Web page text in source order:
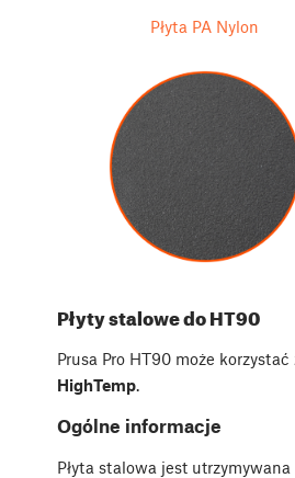
Płyta PA Nylon
Płyty stalowe do HT90
Prusa Pro HT90 może
HighTemp.
Ogólne informacje
Płyta stalowa jest